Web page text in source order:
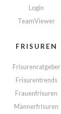
Login
TeamViewer
FRISUREN
Frisurenratgeber
Frisurentrends
Frauenfrisuren
Männerfrisuren